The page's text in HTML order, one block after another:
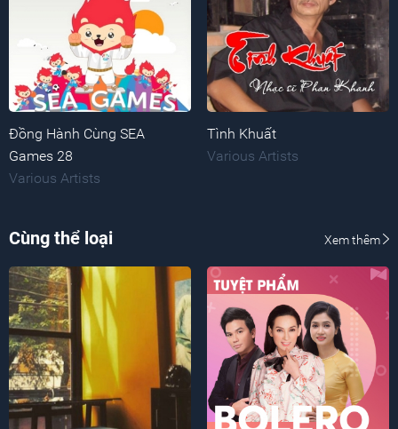
Đồng Hành Cùng SEA
Games 28
Various Artists
Tình Khuất
Various Artists
Cùng thể loại Xem thêm